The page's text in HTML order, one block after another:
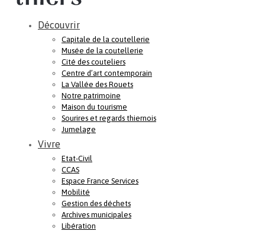
Découvrir
Capitale de la coutellerie
Musée de la coutellerie
Cité des couteliers
Centre d’art contemporain
La Vallée des Rouets
Notre patrimoine
Maison du tourisme
Sourires et regards thiernois
Jumelage
Vivre
Etat-Civil
CCAS
Espace France Services
Mobilité
Gestion des déchets
Archives municipales
Libération